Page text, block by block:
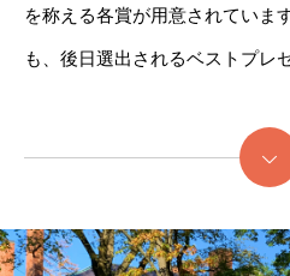
を称える各賞が用意されていま
も、後日選出されるベストプレ
続きを読む